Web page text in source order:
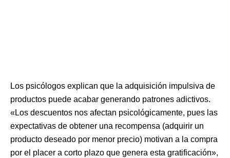
Los psicólogos explican que la adquisición impulsiva de
productos puede acabar generando patrones adictivos.
«Los descuentos nos afectan psicológicamente, pues las
expectativas de obtener una recompensa (adquirir un
producto deseado por menor precio) motivan a la compra
por el placer a corto plazo que genera esta gratificación»,